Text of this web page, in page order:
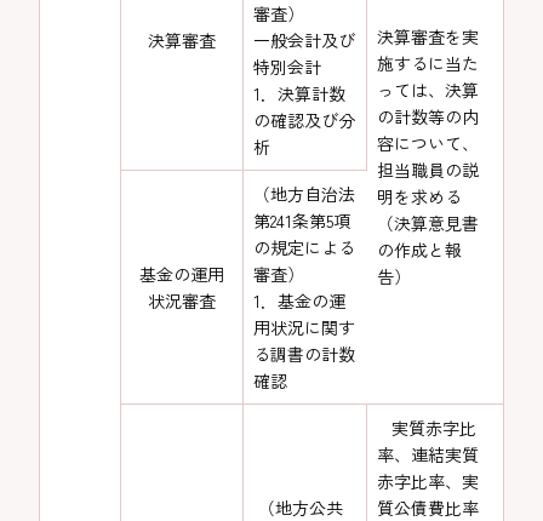
決算審査
審査）
一般会計及び
特別会計
1．決算計数
の確認及び分
析
決算審査を実
施するに当た
っては、決算
の計数等の内
容について、
担当職員の説
明を求める
（決算意見書
の作成と報
告）
基金の運用
状況審査
（地方自治法
第241条第5項
の規定による
審査）
1．基金の運
用状況に関す
る調書の計数
確認
（地方公共
実質赤字比
率、連結実質
赤字比率、実
質公債費比率